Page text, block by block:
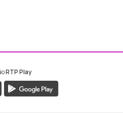
RTP Play